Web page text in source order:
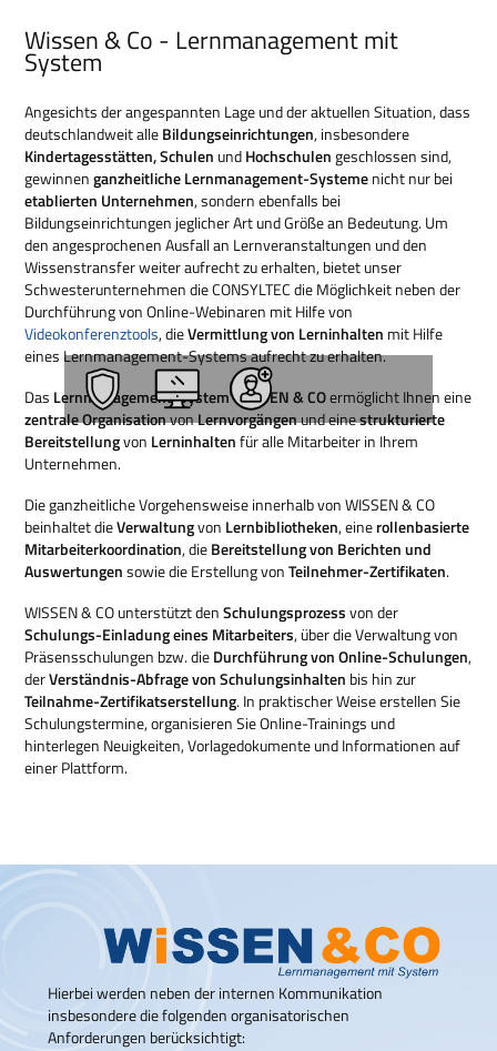
Wissen & Co - Lernmanagement mit
System
Angesichts der angespannten Lage und der aktuellen Situation, dass
deutschlandweit alleBildungseinrichtungen, insbesondere
Kindertagesstätten, Schulen undHochschulengeschlossen sind,
gewinnenganzheitliche Lernmanagement-Systemenicht nur bei
etablierten Unternehmen, sondern ebenfalls bei
Bildungseinrichtungen jeglicher Art und Größe an Bedeutung. Um
den angesprochenen Ausfall an Lernveranstaltungen und den
Wissenstransfer weiter aufrecht zu erhalten, bietet unser
Schwesterunternehmen die CONSYLTEC die Möglichkeit neben der
Durchführung von Online-Webinaren mit Hilfe von
Videokonferenztools, dieVermittlung von Lerninhalten mit Hilfe
eines Lernmanagement-Systems aufrecht zu erhalten.
Das Lernmanagement-System WISSEN & COermöglicht Ihnen eine
zentrale OrganisationvonLernvorgängenund einestrukturierte
Bereitstellungvon Lerninhaltenfür alle Mitarbeiter in Ihrem
Unternehmen.
Die ganzheitliche Vorgehensweise innerhalb von WISSEN & CO
beinhaltet dieVerwaltungvon Lernbibliotheken, einerollenbasierte
Mitarbeiterkoordination, dieBereitstellung von Berichten und
Auswertungensowie die Erstellung vonTeilnehmer-Zertifikaten.
WISSEN & CO unterstützt denSchulungsprozessvon der
Schulungs-Einladung eines Mitarbeiters, über die Verwaltung von
Präsensschulungen bzw. dieDurchführung von Online-Schulungen,
derVerständnis-Abfrage von Schulungsinhalten bis hin zur
Teilnahme-Zertifikatserstellung. In praktischer Weise erstellen Sie
Schulungstermine, organisieren Sie Online-Trainings und
hinterlegen Neuigkeiten, Vorlagedokumente und Informationen auf
einer Plattform.
Hierbei werden neben der internen Kommunikation
insbesondere die folgenden organisatorischen
Anforderungen berücksichtigt: